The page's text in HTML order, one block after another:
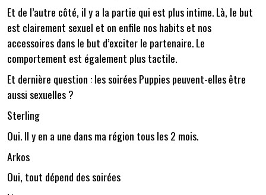
Et de l’autre côté, il y a la partie qui est plus intime. Là, le but
est clairement sexuel et on enfile nos habits et nos
accessoires dans le but d’exciter le partenaire. Le
comportement est également plus tactile.
Et dernière question : les soirées Puppies peuvent-elles être
aussi sexuelles ?
Sterling
Oui. Il y en a une dans ma région tous les 2 mois.
Arkos
Oui, tout dépend des soirées